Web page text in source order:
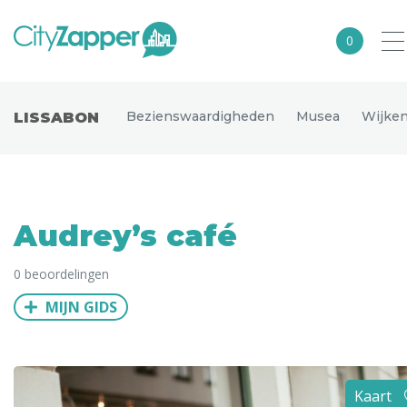
0
Europa
Noord-Amerika
Azië
Uitgelichte bestemmingen
LISSABON Bezienswaardigheden Musea
Audrey’s café
0 beoordelingen
MIJN GIDS
Kaart